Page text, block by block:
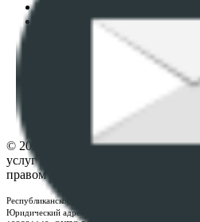
Политика в отношении
ПОЛОЖЕНИЕ О
Настройки cookie-файлов
© 2026 Республиканское
услуг "БелЮрОбеспечение" - Все
правом
Республиканское унитарное предприятие по
Юридический адрес: г. Минск, пр-т.